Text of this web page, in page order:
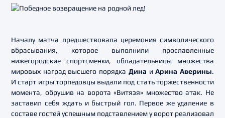
Началу матча предшествовала церемония символического
вбрасывания, которое выполнили прославленные
нижегородские спортсменки, обладательницы множества
мировых наград высшего порядка Дина иАрина Аверины.
И старт игры торпедовцы выдали под стать торжественности
момента, обрушив на ворота «Витязя» множество атак. Не
заставил себя ждать и быстрый гол. Первое же удаление в
составе гостей успешным подставлением у ворот реализовал